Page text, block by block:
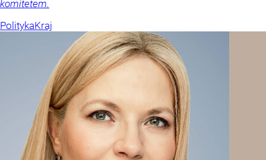
komitetem.
PolitykaKraj